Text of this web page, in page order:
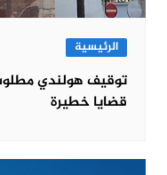
الرئيسية
توقيف هولندي
قضايا خطيرة